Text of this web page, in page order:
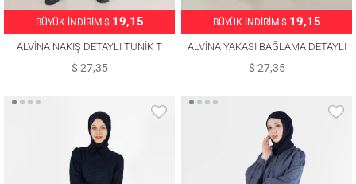
BÜYÜK İNDİRİM $ 19,15
ALVİNA NAKIŞ DETAYLI TUNİK T
42371
$ 27,35
BÜYÜK İNDİRİM $ 19,15
ALVİNA YAKASI BAĞLAMA DETAYLI
TUNİK T 42443
$ 27,35